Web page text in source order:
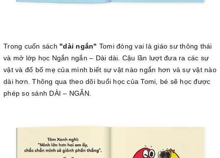
Trong cuốn sách "dài ngắn" Tomi đóng vai là giáo sư thông thái
và mở lớp học Ngắn ngắn – Dài dài. Cậu lần lượt đưa ra các sự
vật và đố bố mẹ của mình biết sự vật nào ngắn hơn và sự vật nào
dài hơn. Thông qua theo dõi buổi học của Tomi, bé sẽ học được
phép so sánh DÀI – NGẮN.